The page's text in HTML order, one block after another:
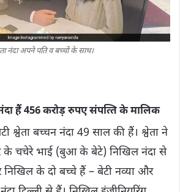
नंदा अपने पति व बच्‍चाें के साथ।
हैं 456 करोड़ रुपए संपत्‍त‍ि के मालिक
श्वेता बच्चन नंदा 49 साल की हैं। श्वेता ने
के चचेरे भाई (बुआ के बेटे) निखिल नंदा से
निखिल के दो बच्चे हैं – बेटी नव्या और